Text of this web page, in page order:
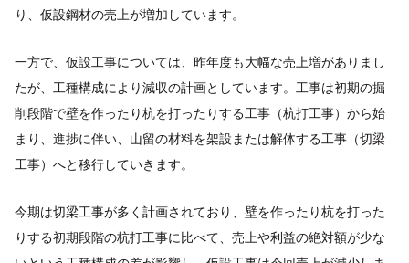
り、仮設鋼材の売上が増加しています。
一方で、仮設工事については、昨年度も大幅な売上増がありまし
たが、工種構成により減収の計画としています。工事は初期の掘
削段階で壁を作ったり杭を打ったりする工事（杭打工事）から始
まり、進捗に伴い、山留の材料を架設または解体する工事（切梁
工事）へと移行していきます。
今期は切梁工事が多く計画されており、壁を作ったり杭を打った
りする初期段階の杭打工事に比べて、売上や利益の絶対額が少な